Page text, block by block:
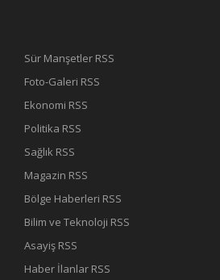
Sür Manşetler RSS
Foto-Galeri RSS
Ekonomi RSS
Politika RSS
Sağlık RSS
Magazin RSS
Bölge Haberleri RSS
Bilim ve Teknoloji RSS
Asayiş RSS
Haber İlanlar RSS